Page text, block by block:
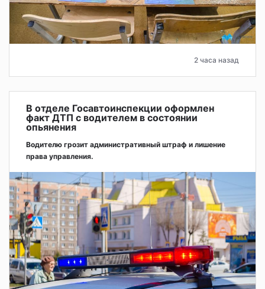
2 часа назад
В отделе Госавтоинспекции оформлен
факт ДТП с водителем в состоянии
опьянения
Водителю грозит административный штраф и лишение
права управления.